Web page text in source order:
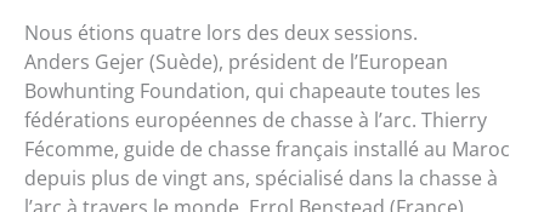
Nous étions quatre lors des deux sessions.
Anders Gejer (Suède), président de l’European
Bowhunting Foundation, qui chapeaute toutes les
fédérations européennes de chasse à l’arc. Thierry
Fécomme, guide de chasse français installé au Maroc
depuis plus de vingt ans, spécialisé dans la chasse à